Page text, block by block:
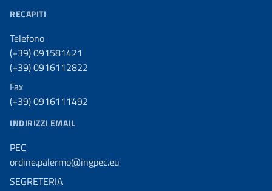
RECAPITI
Telefono
(+39) 091581421
(+39) 0916112822
Fax
(+39) 0916111492
INDIRIZZI EMAIL
PEC
ordine.palermo@ingpec.eu
SEGRETERIA